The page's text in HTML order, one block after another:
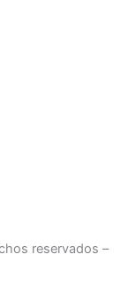
reservados –